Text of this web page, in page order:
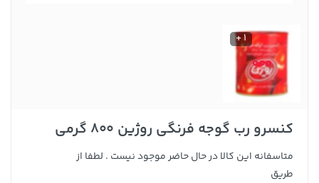
1 +
کنسرو رب گوجه فرنگی روژین 800 گرمی
متاسفانه این کالا در حال حاضر موجود نیست . لطفا از
طریق